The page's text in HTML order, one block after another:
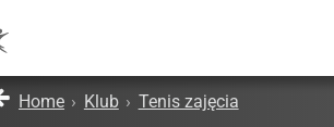
Home › Klub › Tenis zajęcia